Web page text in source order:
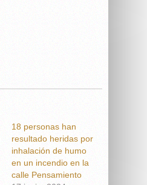
18 personas han
resultado heridas por
inhalación de humo
en un incendio en la
calle Pensamiento